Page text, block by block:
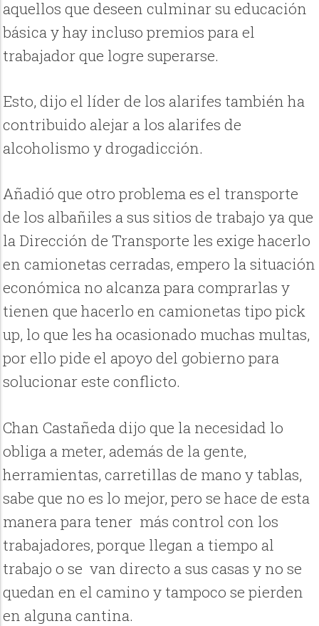
aquellos que deseen culminar su educación
básica y hay incluso premios para el
trabajador que logre superarse.
Esto, dijo el líder de los alarifes también ha
contribuido alejar a los alarifes de
alcoholismo y drogadicción.
Añadió que otro problema es el transporte
de los albañiles a sus sitios de trabajo ya que
la Dirección de Transporte les exige hacerlo
en camionetas cerradas, empero la situación
económica no alcanza para comprarlas y
tienen que hacerlo en camionetas tipo pick
up, lo que les ha ocasionado muchas multas,
por ello pide el apoyo del gobierno para
solucionar este conflicto.
Chan Castañeda dijo que la necesidad lo
obliga a meter, además de la gente,
herramientas, carretillas de mano y tablas,
sabe que no es lo mejor, pero se hace de esta
manera para tener más control con los
trabajadores, porque llegan a tiempo al
trabajo o se van directo a sus casas y no se
quedan en el camino y tampoco se pierden
en alguna cantina.